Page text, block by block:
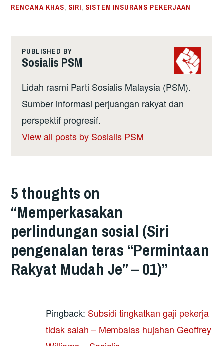
RENCANA KHAS, SIRI, SISTEM INSURANS PEKERJAAN
PUBLISHED BY
Sosialis PSM
Lidah rasmi Parti Sosialis Malaysia (PSM).
Sumber informasi perjuangan rakyat dan
perspektif progresif.
View all posts by Sosialis PSM
5 thoughts on
“Memperkasakan
perlindungan sosial (Siri
pengenalan teras “Permintaan
Rakyat Mudah Je” – 01)”
Pingback: Subsidi tingkatkan gaji pekerja
tidak salah – Membalas hujahan Geoffrey